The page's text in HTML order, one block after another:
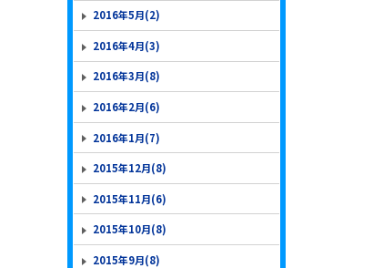
2016年5月(2)
2016年4月(3)
2016年3月(8)
2016年2月(6)
2016年1月(7)
2015年12月(8)
2015年11月(6)
2015年10月(8)
2015年9月(8)